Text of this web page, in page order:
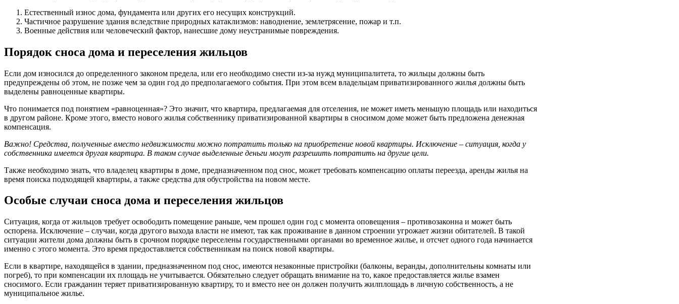
Естественный износ дома, фундамента или других его несущих конструкций.
Частичное разрушение здания вследствие природных катаклизмов: наводнение, землетрясение, пожар и т.п.
Военные действия или человеческий фактор, нанесшие дому неустранимые повреждения.
Порядок сноса дома и переселения жильцов
Если дом износился до определенного законом предела, или его необходимо снести из-за нужд муниципалитета, то жильцы должны быть
предупреждены об этом, не позже чем за один год до предполагаемого события. При этом всем владельцам приватизированного жилья должны быть
выделены равноценные квартиры.
Что понимается под понятием «равноценная»? Это значит, что квартира, предлагаемая для отселения, не может иметь меньшую площадь или находиться
в другом районе. Кроме этого, вместо нового жилья собственнику приватизированной квартиры в сносимом доме может быть предложена денежная
компенсация.
Важно! Средства, полученные вместо недвижимости можно потратить только на приобретение новой квартиры. Исключение – ситуация, когда у
собственника имеется другая квартира. В таком случае выделенные деньги могут разрешить потратить на другие цели.
Также необходимо знать, что владелец квартиры в доме, предназначенном под снос, может требовать компенсацию оплаты переезда, аренды жилья на
время поиска подходящей квартиры, а также средства для обустройства на новом месте.
Особые случаи сноса дома и переселения жильцов
Ситуация, когда от жильцов требует освободить помещение раньше, чем прошел один год с момента оповещения – противозаконна и может быть
оспорена. Исключение – случаи, когда другого выхода власти не имеют, так как проживание в данном строении угрожает жизни обитателей. В такой
ситуации жители дома должны быть в срочном порядке переселены государственными органами во временное жилье, и отсчет одного года начинается
именно с этого момента. Это время предоставляется собственникам на поиск новой квартиры.
Если в квартире, находящейся в здании, предназначенном под снос, имеются незаконные пристройки (балконы, веранды, дополнительны комнаты или
погреб), то при компенсации их площадь не учитывается. Обязательно следует обращать внимание на то, какое предоставляется жилье взамен
сносимого. Если гражданин теряет приватизированную квартиру, то и вместо нее он должен получить жилплощадь в личную собственность, а не
муниципальное жилье.